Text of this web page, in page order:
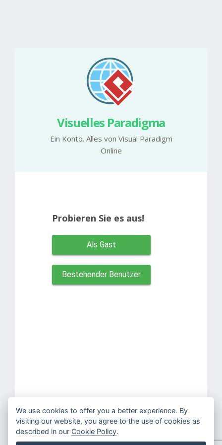
Visuelles Paradigma
Ein Konto. Alles von Visual Paradigm
Online
Probieren Sie es aus!
Als Gast
Bestehender Benutzer
Datenschutzbestimmungen
We use cookies to offer you a better experience. By
visiting our website, you agree to the use of cookies as
described in our Cookie Policy.